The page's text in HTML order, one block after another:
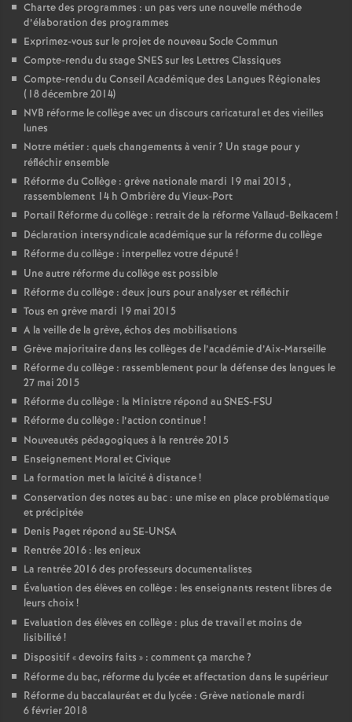
Charte des programmes : un pas vers une nouvelle méthode
d’élaboration des programmes
Exprimez-vous sur le projet de nouveau Socle Commun
Compte-rendu du stage SNES sur les Lettres Classiques
Compte-rendu du Conseil Académique des Langues Régionales
(18 décembre 2014)
NVB réforme le collège avec un discours caricatural et des vieilles
lunes
Notre métier : quels changements à venir? Un stage pour y
réfléchir ensemble
Réforme du Collège : grève nationale mardi 19 mai 2015 ,
rassemblement 14 h Ombrière du Vieux-Port
Portail Réforme du collège : retrait de la réforme Vallaud-Belkacem !
Déclaration intersyndicale académique sur la réforme du collège
Réforme du collège : interpellez votre député!
Une autre réforme du collège est possible
Réforme du collège : deux jours pour analyser et réfléchir
Tous en grève mardi 19 mai 2015
A la veille de la grève, échos des mobilisations
Grève majoritaire dans les collèges de l’académie d’Aix-Marseille
Réforme du collège : rassemblement pour la défense des langues le
27 mai 2015
Réforme du collège : la Ministre répond au SNES-FSU
Réforme du collège : l’action continue!
Nouveautés pédagogiques à la rentrée 2015
Enseignement Moral et Civique
La formation met la laïcité à distance!
Conservation des notes au bac : une mise en place problématique
et précipitée
Denis Paget répond au SE-UNSA
Rentrée 2016 : les enjeux
La rentrée 2016 des professeurs documentalistes
Évaluation des élèves en collège : les enseignants restent libres de
leurs choix!
Evaluation des élèves en collège : plus de travail et moins de
lisibilité!
Dispositif «devoirs faits » : comment ça marche?
Réforme du bac, réforme du lycée et affectation dans le supérieur
Réforme du baccalauréat et du lycée : Grève nationale mardi
6 février 2018